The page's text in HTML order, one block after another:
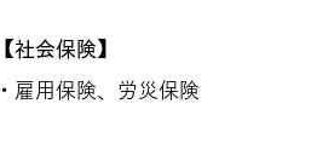
【社会保険】
・雇用保険、労災保険